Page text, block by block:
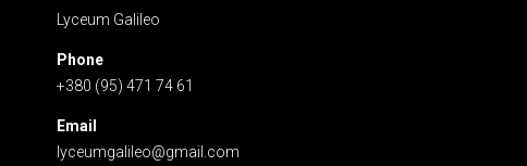
Lyceum Galileo
Phone
+380 (95) 471 74 61
Email
lyceumgalileo@gmail.com